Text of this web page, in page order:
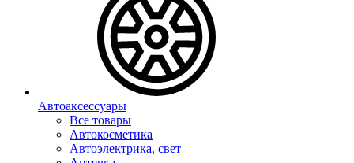
Автоаксессуары
Все товары
Автокосметика
Автоэлектрика, свет